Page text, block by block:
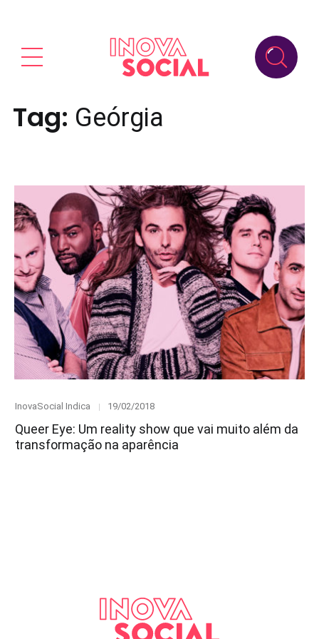
Tag: Geórgia
Category
InovaSocial Indica
Posted
19/02/2018
Queer Eye: Um reality show que vai muito além da
transformação na aparência